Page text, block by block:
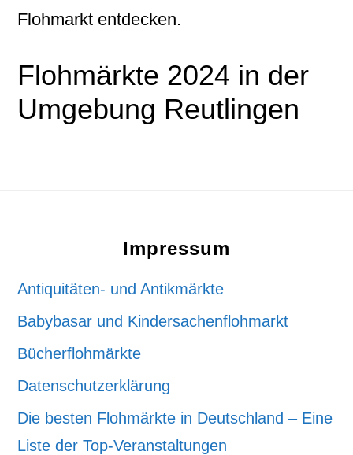
Flohmarkt entdecken.
Flohmärkte 2024 in der
Umgebung Reutlingen
Impressum
Antiquitäten- und Antikmärkte
Babybasar und Kindersachenflohmarkt
Bücherflohmärkte
Datenschutzerklärung
Die besten Flohmärkte in Deutschland – Eine
Liste der Top-Veranstaltungen